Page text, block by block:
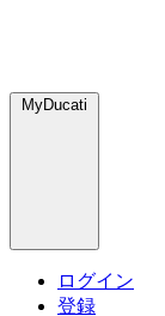
MyDucati
ログイン
登録